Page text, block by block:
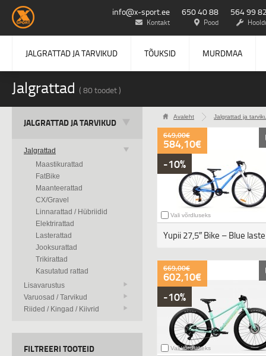
info@x-sport.ee
Kontakt
650 40 88
Pood
564 99
JALGRATTAD JA TARVIKUD TÕUKSID MURDMAA
Jalgrattad ( 80 toodet )
JALGRATTAD JA TARVIKUD
Jalgrattad
Maastikurattad
FatBike
Maanteerattad
CX/Gravel
Linnarattad / Hübriidid
Elektrirattad
Lasterattad
Jooksurattad
Trikirattad
Kasutatud rattad
Lisavarustus
Varuosad / Tarvikud
Riided / Kingad / Kiivrid
FILTREERI TOOTEID
Avaleht > Jalgrattad ja
649,00€
584,10€
-10%
Vali võrdluseks
669,00€
602,10€
-10%
Vali võrdluseks